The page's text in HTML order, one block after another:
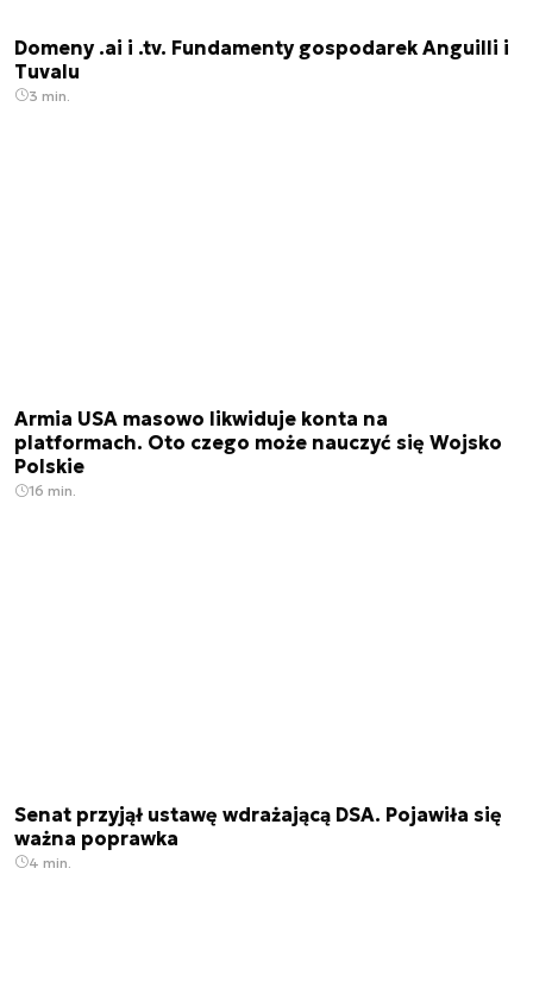
Domeny .ai i .tv. Fundamenty gospodarek Anguilli i
Tuvalu
3 min.
Armia USA masowo likwiduje konta na
platformach. Oto czego może nauczyć się Wojsko
Polskie
16 min.
Senat przyjął ustawę wdrażającą DSA. Pojawiła się
ważna poprawka
4 min.